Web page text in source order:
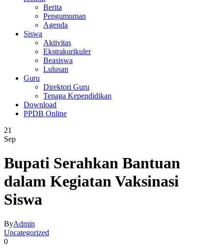
Berita
Pengumuman
Agenda
Siswa
Aktivitas
Ekstrakurikuler
Beasiswa
Lulusan
Guru
Direktori Guru
Tenaga Kependidikan
Download
PPDB Online
21
Sep
Bupati Serahkan Bantuan
dalam Kegiatan Vaksinasi
Siswa
ByAdmin
Uncategorized
0